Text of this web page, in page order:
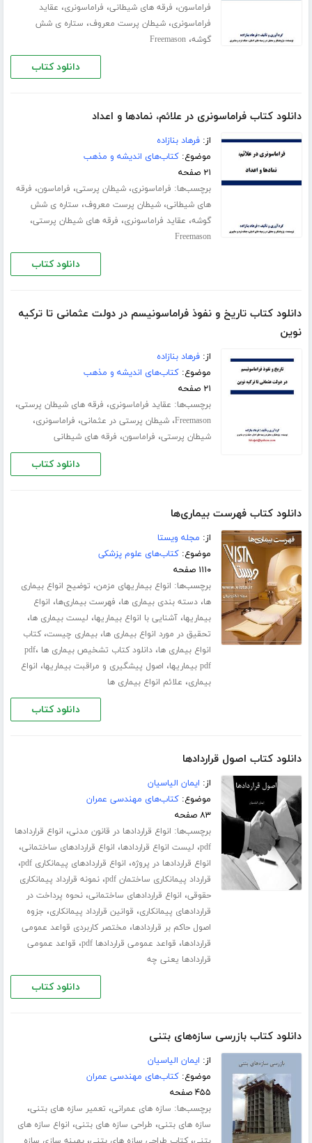
فراماسون، فرقه های شیطانی، فراماسونری، عقاید
فراماسونری،شیطان پرست معروف، ستاره ی شش
گوشه،Freemason
دانلود کتاب
دانلود کتاب فراماسونری در علائم، نمادها و اعداد
از:فرهاد بنازاده
موضوع:کتاب‌های اندیشه و مذهب
۲۱ صفحه
برچسب‌ها: فراماسونری،شیطان پرستی، فراماسون، فرقه
های شیطانی،شیطان پرست معروف، ستاره ی شش
گوشه، عقاید فراماسونری، فرقه های شیطان پرستی،
Freemason
دانلود کتاب
دانلود کتاب تاریخ و نفوذ فراماسونیسم در دولت عثمانی تا ترکیه
نوین
از:فرهاد بنازاده
موضوع:کتاب‌های اندیشه و مذهب
۲۱ صفحه
برچسب‌ها: عقاید فراماسونری، فرقه های شیطان پرستی،
Freemason،شیطان پرستی در عثمانی، فراماسونری،
شیطان پرستی، فراماسون، فرقه های شیطانی
دانلود کتاب
دانلود کتاب فهرست بیماری‌ها
از: مجله ویستا
موضوع:کتاب‌های علوم پزشکی
۱۱۱۰ صفحه
برچسب‌ها: انواع بیماریهای مزمن، توضیح انواع بیماری
ها،دسته بندی بیماری ها، فهرست بیماری‌ها، انواع
بیماریها،آشنایی با انواع بیماریها، لیست بیماری ها،
تحقیق در مورد انواع بیماری ها،بیماری چیست،کتاب
انواع بیماری ها،دانلود کتاب تشخیص بیماری ها pdf ،
pdf بیماریها ، اصول پیشگیری و مراقبت بیماریها، انواع
بیماری، علائم انواع بیماری ها
دانلود کتاب
دانلود کتاب اصول قراردادها
از: ایمان الیاسیان
موضوع:کتاب‌های مهندسی عمران
۸۳ صفحه
برچسب‌ها: انواع قراردادها در قانون مدنی، انواع قراردادها
pdf، لیست انواع قراردادها، انواع قراردادهای ساختمانی،
انواع قراردادها در پروژه، انواع قراردادهای پیمانکاری pdf ،
قرارداد پیمانکاری ساختمان pdf ،نمونه قرارداد پیمانکاری
حقوقی، انواع قراردادهای ساختمانی،نحوه پرداخت در
قراردادهای پیمانکاری، قوانین قرارداد پیمانکاری، جزوه
اصول حاکم بر قراردادها، مختصر کاربردی قواعد عمومی
قراردادها، قواعد عمومی قراردادها pdf ، قواعد عمومی
قراردادها یعنی چه
دانلود کتاب
دانلود کتاب بازرسی سازه‌های بتنی
از: ایمان الیاسیان
موضوع:کتاب‌های مهندسی عمران
۴۵۵ صفحه
برچسب‌ها: سازه های عمرانی، تعمیر سازه های بتنی،
سازه های بتنی، طراحی سازه های بتنی، انواع سازه های
بتنی کتاب طراحی سازه های بتنی بهینه سازی سازه